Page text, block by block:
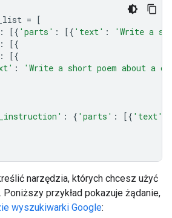
= [
: [{ 'parts' : [{ 'text' :
'Write a
:
[{
:
[{
:
'Write a short poem about a
: { 'parts' : [{ 'text'
narzędzia, których chcesz użyć
przykład pokazuje żądanie,
wyszukiwarki Google: